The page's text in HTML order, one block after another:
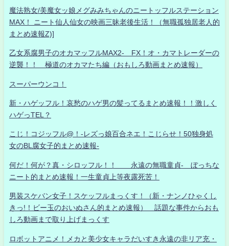
魔法熟女/美魔女ッ娘メグみみちゃんのニートッフルステーション
MAX！ ニート仙人仙女の映画三昧老後生活！（無職孤独居老人的
まとめ速報Z)]
乙女系腐男子のオカマッフルMAX2- FX！オ・カマトレーダーの
逆襲！！ 極道のオカマたち編（おもしろ動画まとめ速報）
スーパーウンコ！
新・ハゲッフル！哀愁のハゲ男の髪ってるまとめ速報！！激しく
ハゲっTEL？
こじ！コジッフル@！-レズっ娘百合ネエ！こじらせ！50独身処
女のBL腐女子的まとめ速報-
何だ！何が？真・シロッフル！！ 永遠の無職童貞- ぼっちな
ニート的まとめ速報！一生童貞上等夜露死苦！
男装スケバン女子！スケッフルまっくす！（新・ナンノひゃくし
きっ!！ビー玉のおいぬさん的まとめ速報） 話題な事件からおも
しろ動画まで取り上げまっくす
ロボットアニメ！メカと美少女キャラだいすき永遠の非リア充・